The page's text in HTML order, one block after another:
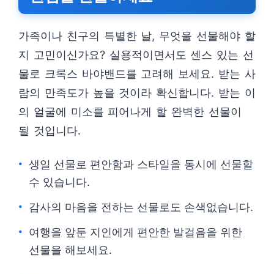
가족이나 친구의 특별한 날, 무엇을 선물해야 할
지 고민이신가요? 실용적이면서도 센스 있는 선
물로 크록스 바야밴드를 고려해 보세요. 받는 사
람의 만족도가 높을 것이라 확신합니다. 받는 이
의 얼굴에 미소를 피어나게 할 완벽한 선물이
될 것입니다.
생일 선물로 편안함과 스타일을 동시에 선물할
수 있습니다.
감사의 마음을 전하는 선물로도 손색없습니다.
여행을 앞둔 지인에게 편안한 발걸음을 위한
선물을 해보세요.